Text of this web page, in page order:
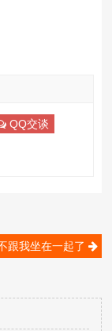
QQ交谈
跟我坐在一起了